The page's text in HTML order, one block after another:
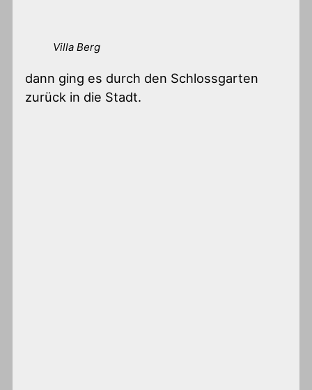
Villa Berg
dann ging es durch den Schlossgarten
zurück in die Stadt.